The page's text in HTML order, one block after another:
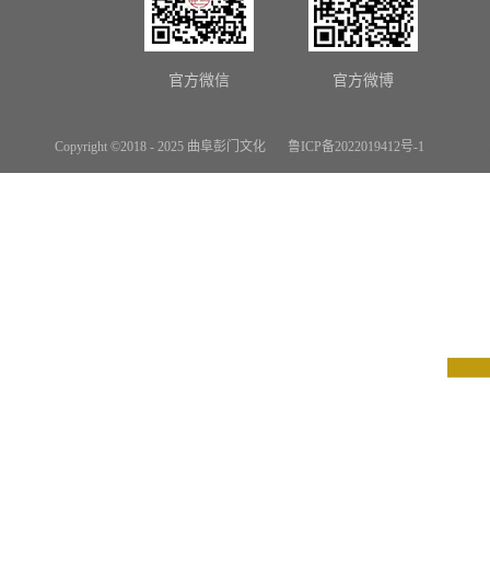
Copyright ©2018 - 2025 曲阜彭门文化 鲁ICP备2022019412号-1
官方微信 官方微博